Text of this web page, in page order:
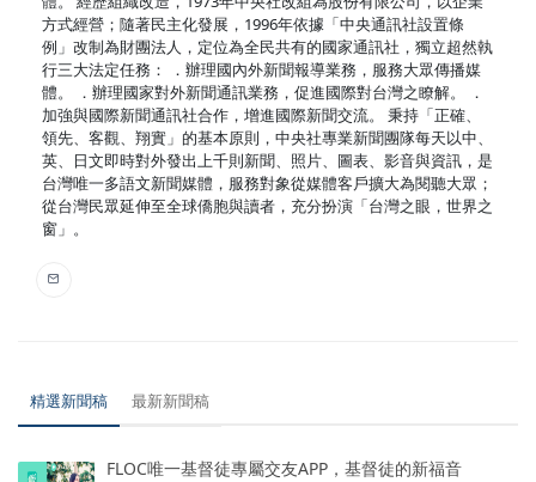
方式經營；隨著民主化發展，1996年依據「中央通訊社設置條
例」改制為財團法人，定位為全民共有的國家通訊社，獨立超然執
行三大法定任務： ．辦理國內外新聞報導業務，服務大眾傳播媒
體。 ．辦理國家對外新聞通訊業務，促進國際對台灣之瞭解。 ．
加強與國際新聞通訊社合作，增進國際新聞交流。 秉持「正確、
領先、客觀、翔實」的基本原則，中央社專業新聞團隊每天以中、
英、日文即時對外發出上千則新聞、照片、圖表、影音與資訊，是
台灣唯一多語文新聞媒體，服務對象從媒體客戶擴大為閱聽大眾；
從台灣民眾延伸至全球僑胞與讀者，充分扮演「台灣之眼，世界之
窗」。
精選新聞稿 最新新聞稿
FLOC唯一基督徒專屬交友APP，基督徒的新福音